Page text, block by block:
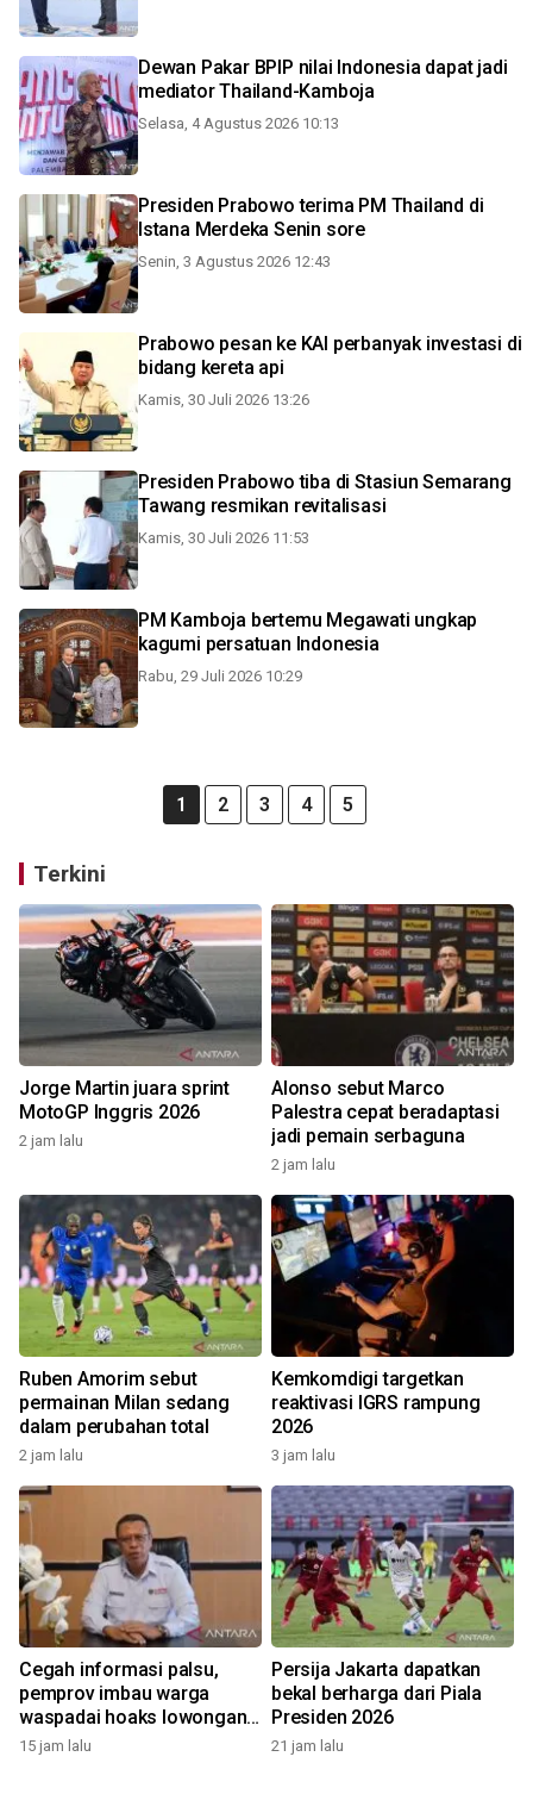
Dewan Pakar BPIP nilai Indonesia dapat jadi
mediator Thailand-Kamboja
Selasa, 4 Agustus 2026 10:13
Presiden Prabowo terima PM Thailand di
Istana Merdeka Senin sore
Senin, 3 Agustus 2026 12:43
Prabowo pesan ke KAI perbanyak investasi di
bidang kereta api
Kamis, 30 Juli 2026 13:26
Presiden Prabowo tiba di Stasiun Semarang
Tawang resmikan revitalisasi
Kamis, 30 Juli 2026 11:53
PM Kamboja bertemu Megawati ungkap
kagumi persatuan Indonesia
Rabu, 29 Juli 2026 10:29
1 2 3 4 5
Terkini
Jorge Martin juara sprint
MotoGP Inggris 2026
2 jam lalu
Alonso sebut Marco
Palestra cepat beradaptasi
jadi pemain serbaguna
2 jam lalu
Ruben Amorim sebut
permainan Milan sedang
dalam perubahan total
2 jam lalu
Kemkomdigi targetkan
reaktivasi IGRS rampung
2026
3 jam lalu
Cegah informasi palsu,
pemprov imbau warga
waspadai hoaks lowongan
kerja Blok Masela
15 jam lalu
Persija Jakarta dapatkan
bekal berharga dari Piala
Presiden 2026
21 jam lalu